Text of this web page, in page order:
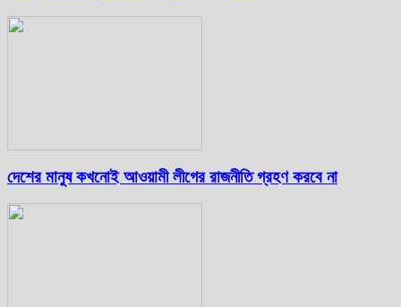
দেশের মানুষ কখনোই আওয়ামী লীগের রাজনীতি গ্রহণ করবে না